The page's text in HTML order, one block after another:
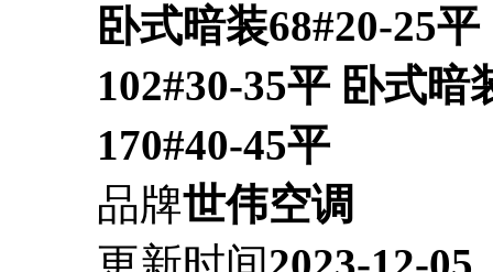
卧式暗装68#20-25
102#30-35平 卧式暗
170#40-45平
品牌世伟空调